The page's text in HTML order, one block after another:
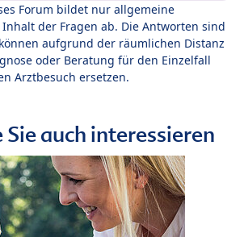
Forum bildet nur allgemeine
der Fragen ab. Die Antworten sind
aufgrund der räumlichen Distanz
oder Beratung für den Einzelfall
Arztbesuch ersetzen.
auch interessieren